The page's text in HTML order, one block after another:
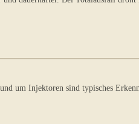
um Injektoren sind typisches